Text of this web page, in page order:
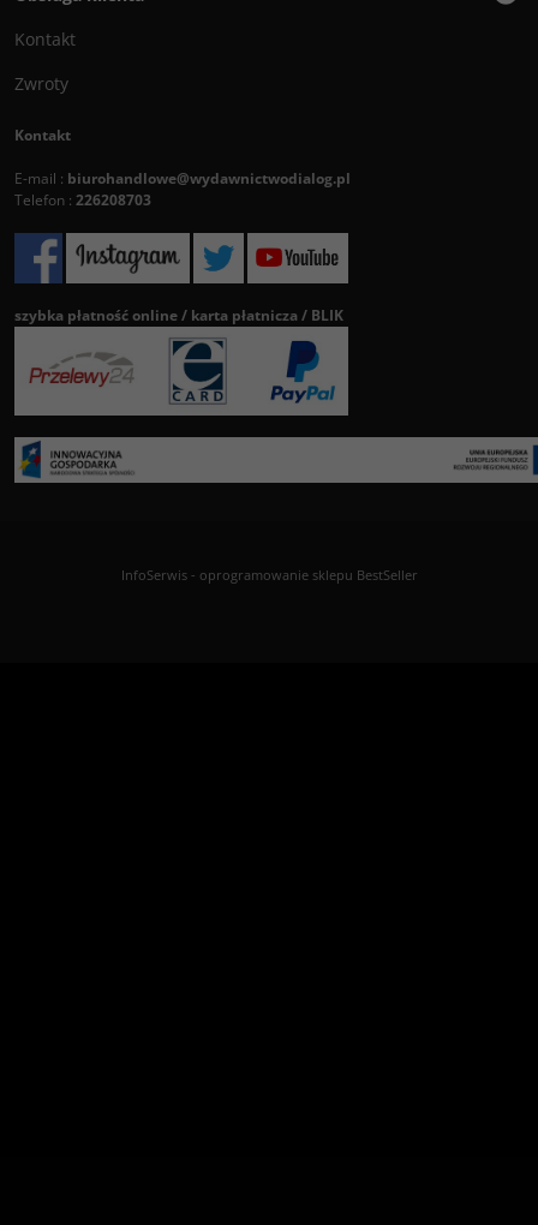
Kontakt
Zwroty
Kontakt
E-mail : biurohandlowe@wydawnictwodialog.pl
Telefon : 226208703
szybka płatność online / karta płatnicza / BLIK
InfoSerwis- oprogramowanie sklepu BestSeller